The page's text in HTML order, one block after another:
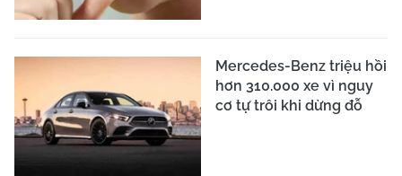
Mercedes-Benz triệu hồi
hơn 310.000 xe vì nguy
cơ tự trôi khi dừng đỗ